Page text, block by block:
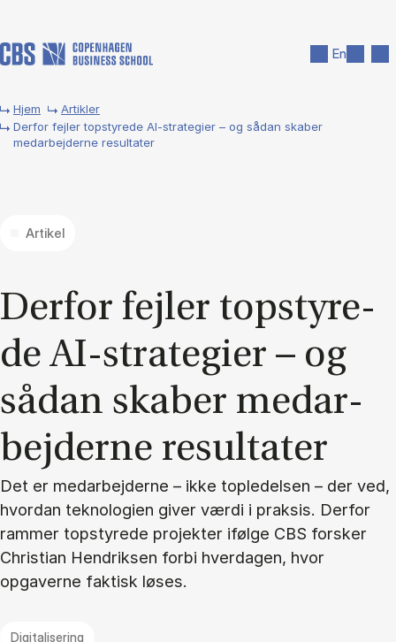
En
Hjem
Artikler
Derfor fejler topstyrede AI-strategier – og sådan skaber
medarbejderne resultater
Artikel
Der­for fejl­er top­sty­re­
de AI-stra­te­gi­er – og
så­dan ska­ber me­d­ar­
bej­der­ne re­sul­ta­ter
Det er medarbejderne – ikke topledelsen – der ved,
hvordan teknologien giver værdi i praksis. Derfor
rammer topstyrede projekter ifølge CBS forsker
Christian Hendriksen forbi hverdagen, hvor
opgaverne faktisk løses.
Digitalisering